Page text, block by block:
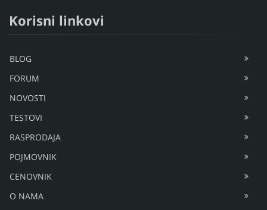
Korisni linkovi
BLOG
FORUM
NOVOSTI
TESTOVI
RASPRODAJA
POJMOVNIK
CENOVNIK
O NAMA